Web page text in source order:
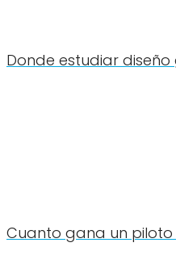
Donde estudiar
Cuanto gana un